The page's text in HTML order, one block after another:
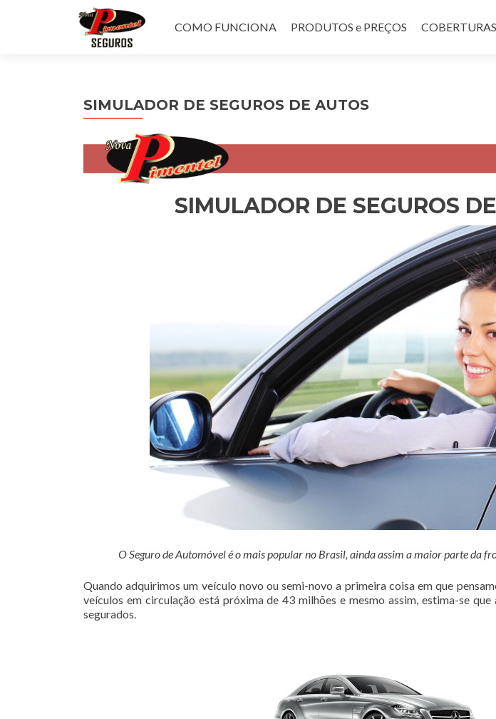
para
COMO FUNCIONA PRODUTOS e PREÇOS COBERTURAS
SIMULADOR DE SEGUROS DE AUTOS
SIMULADOR DE SEGUROS
O Seguro de Automóvel é o mais popular no Brasil, ainda assim a maior parte da
Quando adquirimos um veículo novo ou semi-novo a primeira coisa em que
veículos em circulação está próxima de 43 milhões e mesmo assim, estima-se
segurados.